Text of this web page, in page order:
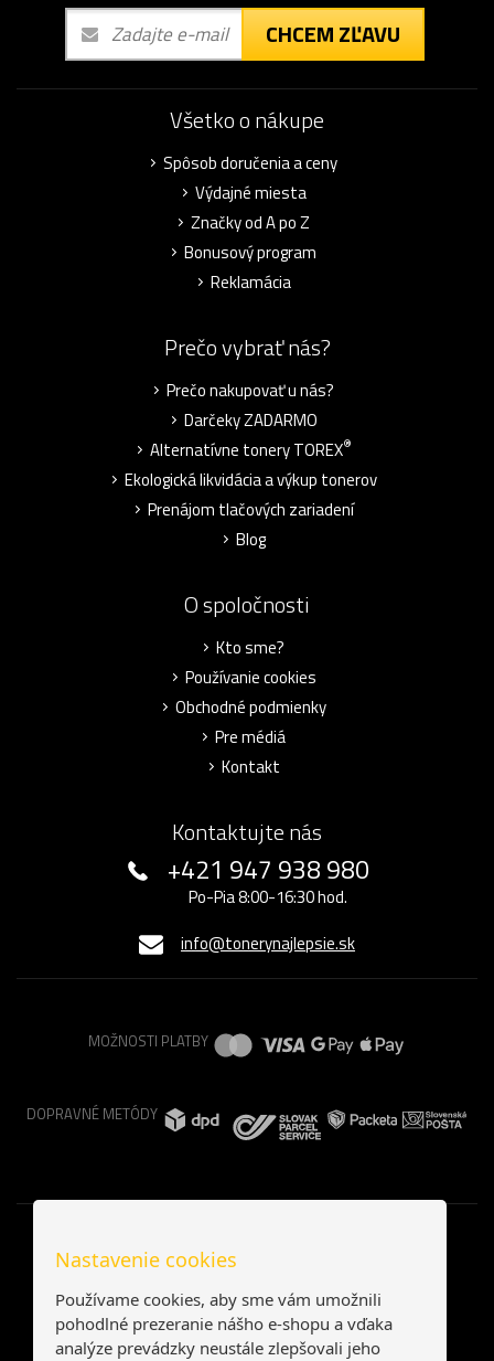
CHCEM ZĽAVU
Všetko o nákupe
Spôsob doručenia a ceny
Výdajné miesta
Značky od A po Z
Bonusový program
Reklamácia
Prečo vybrať nás?
Prečo nakupovať u nás?
Darčeky ZADARMO
Alternatívne tonery TOREX®
Ekologická likvidácia a výkup tonerov
Prenájom tlačových zariadení
Blog
O spoločnosti
Kto sme?
Používanie cookies
Obchodné podmienky
Pre médiá
Kontakt
Kontaktujte nás
+421 947 938 980
Po-Pia 8:00-16:30 hod.
info@tonerynajlepsie.sk
MOŽNOSTI PLATBY
DOPRAVNÉ METÓDY
Nastavenie cookies
Používame cookies, aby sme vám umožnili
pohodlné prezeranie nášho e-shopu a vďaka
analýze prevádzky neustále zlepšovali jeho